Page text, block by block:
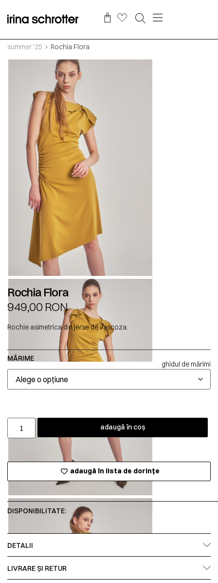
summer '25 Rochia Flora
Rochia Flora
949,00 RON
Rochie asimetrica din jerse de vascoza.
MĂRIME
ghidul de mărimi
adaugă în coș
adaugă în lista de dorințe
DISPONIBILITATE:
DETALII
LIVRARE ȘI RETUR